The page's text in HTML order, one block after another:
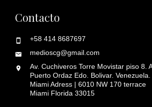
Contacto
+58 414 8687697
medioscg@gmail.com
Av. Cuchiveros Torre Movistar piso 8.
Puerto Ordaz Edo. Bolivar. Venezuela.
Miami Adress | 6010 NW 170 terrace
Miami Florida 33015